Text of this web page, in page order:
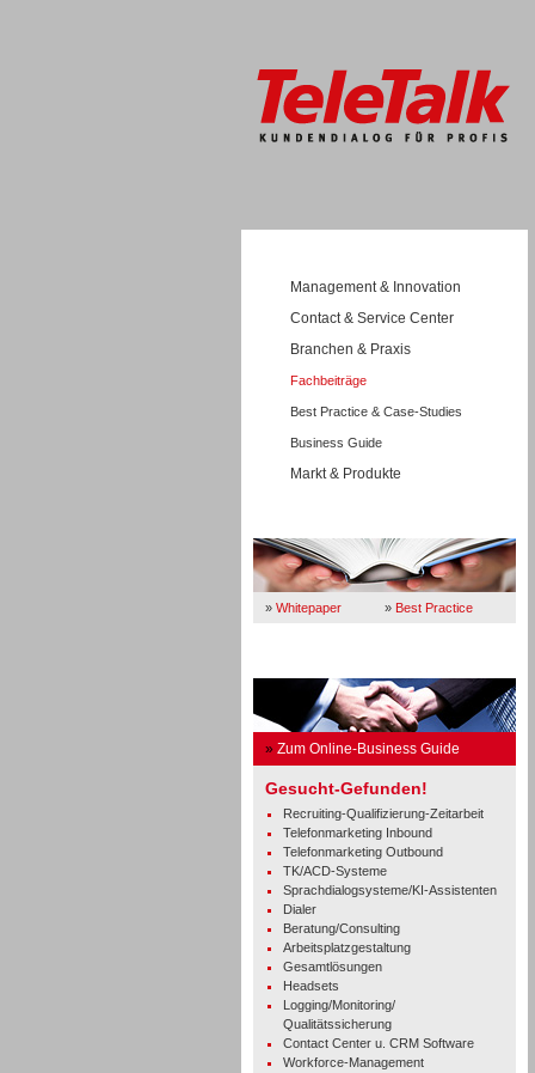
Management & Innovation
Contact & Service Center
Branchen & Praxis
Fachbeiträge
Best Practice & Case-Studies
Business Guide
Markt & Produkte
» Whitepaper » Best Practice
» Zum Online-Business Guide
Gesucht-Gefunden!
Recruiting-Qualifizierung-Zeitarbeit
Telefonmarketing Inbound
Telefonmarketing Outbound
TK/ACD-Systeme
Sprachdialogsysteme/KI-Assistenten
Dialer
Beratung/Consulting
Arbeitsplatzgestaltung
Gesamtlösungen
Headsets
Logging/Monitoring/
Qualitätssicherung
Contact Center u. CRM Software
Workforce-Management